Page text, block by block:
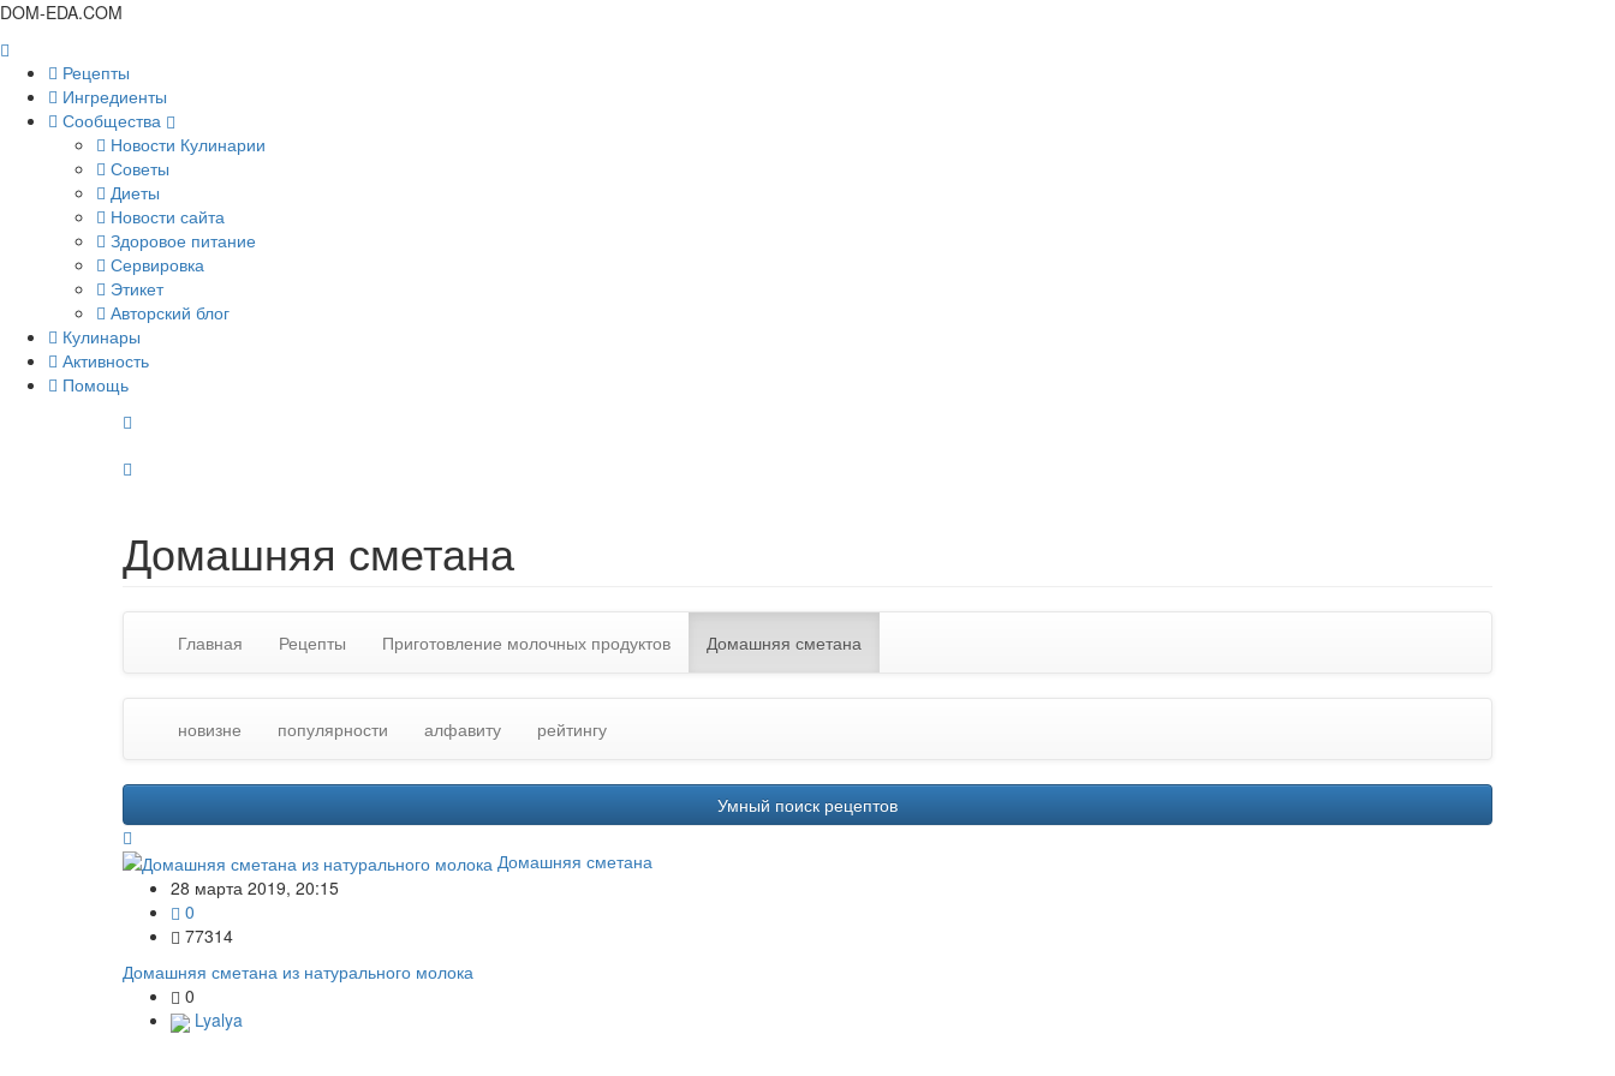
DOM-EDA.COM
Рецепты
Ингредиенты
Сообщества
Новости Кулинарии
Советы
Диеты
Новости сайта
Здоровое питание
Сервировка
Этикет
Авторский блог
Кулинары
Активность
Помощь
Домашняя сметана
Главная Рецепты Приготовление молочных продуктов Домашняя сметана
новизне популярности алфавиту рейтингу
Умный поиск рецептов
Домашняя сметана
28 марта 2019, 20:15
0
77314
Домашняя сметана из натурального молока
0
Lyalya